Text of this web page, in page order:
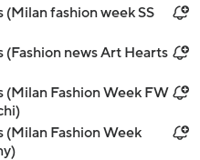
fashion week SS
news Art Hearts
(Milan Fashion Week FW
(Milan Fashion Week